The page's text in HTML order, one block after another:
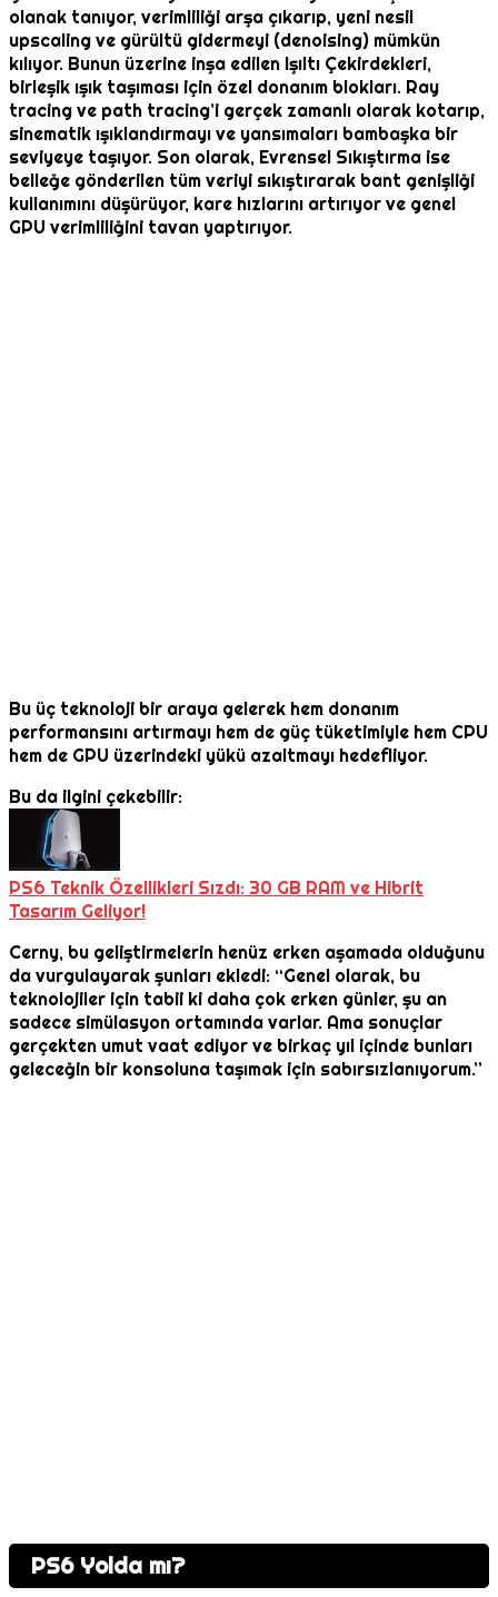
olanak tanıyor, verimliliği arşa çıkarıp, yeni nesil
upscaling ve gürültü gidermeyi (denoising) mümkün
kılıyor. Bunun üzerine inşa edilen Işıltı Çekirdekleri,
birleşik ışık taşıması için özel donanım blokları. Ray
tracing ve path tracing’i gerçek zamanlı olarak kotarıp,
sinematik ışıklandırmayı ve yansımaları bambaşka bir
seviyeye taşıyor. Son olarak, Evrensel Sıkıştırma ise
belleğe gönderilen tüm veriyi sıkıştırarak bant genişliği
kullanımını düşürüyor, kare hızlarını artırıyor ve genel
GPU verimliliğini tavan yaptırıyor.
Bu üç teknoloji bir araya gelerek hem donanım
performansını artırmayı hem de güç tüketimiyle hem CPU
hem de GPU üzerindeki yükü azaltmayı hedefliyor.
Bu da ilgini çekebilir:
PS6 Teknik Özellikleri Sızdı: 30 GB RAM ve Hibrit
Tasarım Geliyor!
Cerny, bu geliştirmelerin henüz erken aşamada olduğunu
da vurgulayarak şunları ekledi: “Genel olarak, bu
teknolojiler için tabii ki daha çok erken günler, şu an
sadece simülasyon ortamında varlar. Ama sonuçlar
gerçekten umut vaat ediyor ve birkaç yıl içinde bunları
geleceğin bir konsoluna taşımak için sabırsızlanıyorum.”
PS6 Yolda mı?